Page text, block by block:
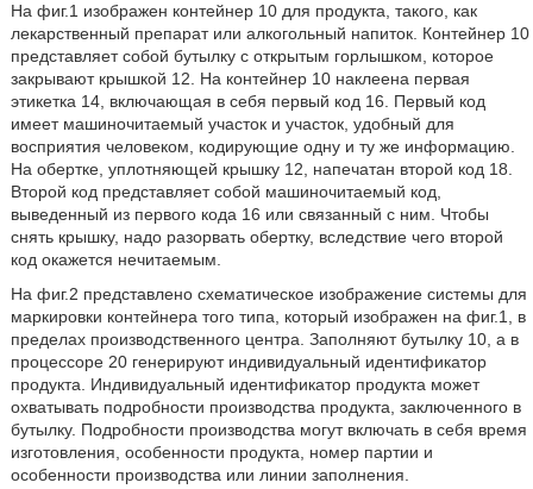
На фиг.1 изображен контейнер 10 для продукта, такого, как
лекарственный препарат или алкогольный напиток. Контейнер 10
представляет собой бутылку с открытым горлышком, которое
закрывают крышкой 12. На контейнер 10 наклеена первая
этикетка 14, включающая в себя первый код 16. Первый код
имеет машиночитаемый участок и участок, удобный для
восприятия человеком, кодирующие одну и ту же информацию.
На обертке, уплотняющей крышку 12, напечатан второй код 18.
Второй код представляет собой машиночитаемый код,
выведенный из первого кода 16 или связанный с ним. Чтобы
снять крышку, надо разорвать обертку, вследствие чего второй
код окажется нечитаемым.
На фиг.2 представлено схематическое изображение системы для
маркировки контейнера того типа, который изображен на фиг.1, в
пределах производственного центра. Заполняют бутылку 10, а в
процессоре 20 генерируют индивидуальный идентификатор
продукта. Индивидуальный идентификатор продукта может
охватывать подробности производства продукта, заключенного в
бутылку. Подробности производства могут включать в себя время
изготовления, особенности продукта, номер партии и
особенности производства или линии заполнения.